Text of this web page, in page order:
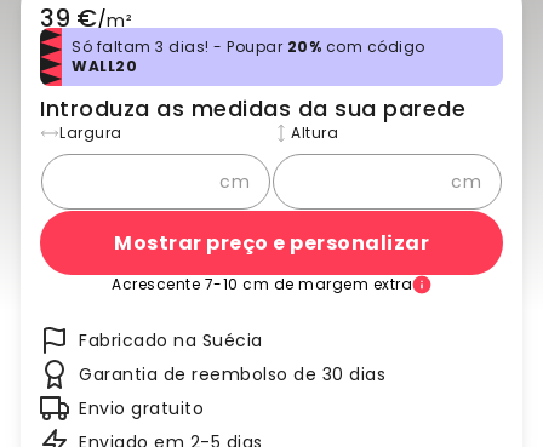
39 €/m²
Só faltam 3 dias! - Poupar 20% com código
WALL20
Introduza as medidas da sua parede
Largura
cm
Altura
cm
Mostrar preço e personalizar
Acrescente 7-10 cm de margem extra
Fabricado na Suécia
Garantia de reembolso de 30 dias
Envio gratuito